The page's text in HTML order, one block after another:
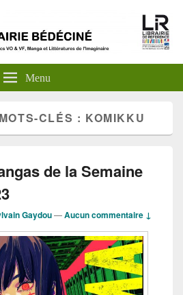
Menu
CLÉS : KOMIKKU
de la Semaine
Gaydou—Aucun commentaire ↓